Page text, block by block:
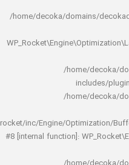
/home/decoka/
/
/
rocket/inc/Engine/
#8 [internal function]: